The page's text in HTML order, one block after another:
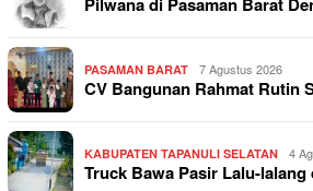
PASAMAN BARAT 7 Agustus 2026
CV Bangunan Rahmat Rutin
KABUPATEN TAPANULI SELATAN 4
Truck Bawa Pasir Lalu-